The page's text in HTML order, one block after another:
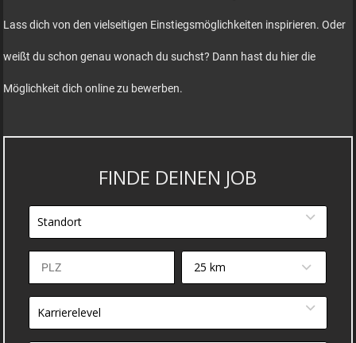
Lass dich von den vielseitigen Einstiegsmöglichkeiten inspirieren. Oder
weißt du schon genau wonach du suchst? Dann hast du hier die
Möglichkeit dich online zu bewerben.
FINDE DEINEN JOB
Standort
25 km
Karrierelevel